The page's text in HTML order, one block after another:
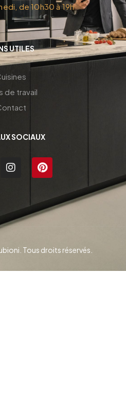
de 10h30 à 19h
UTILES
de travail
SOCIAUX
Tous droits réservés.